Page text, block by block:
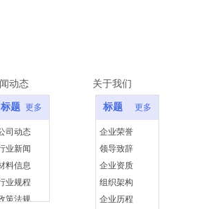
标题 更多
司动态
业新闻
料信息
业规程
策法规
标题 更多
企业荣誉
领导致辞
企业资质
组织架构
企业历程
动态 关于我们